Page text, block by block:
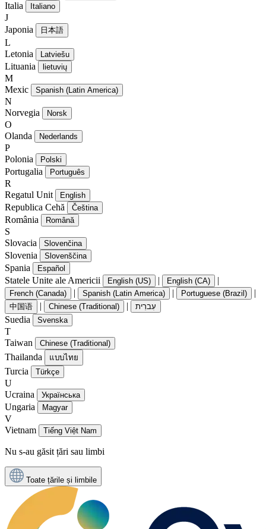
Italia Italiano
J
Japonia
日本語
L
Letonia
Latviešu
Lituania lietuvių
M
Mexic
Spanish (Latin America)
N
Norvegia
Norsk
O
Olanda
Nederlands
P
Polonia
Polski
Portugalia Português
R
Regatul Unit
English
Republica Cehă Čeština
România Română
S
Slovacia
Slovenčina
Slovenia Slovenščina
Spania Español
Statele Unite ale Americii English (US) | English (CA) |
French (Canada) | Spanish (Latin America) | Portuguese (Brazil) |
中国语 | Chinese (Traditional) | עִברִית
Suedia Svenska
T
Taiwan
Chinese (Traditional)
Thailanda แบบไทย
Turcia Türkçe
U
Ucraina
Українська
Ungaria Magyar
V
Vietnam
Tiếng Việt Nam
Nu s-au găsit țări sau limbi
Toate țările și limbile